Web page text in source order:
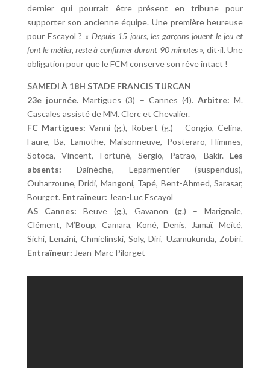
dernier qui pourrait être présent en tribune pour
supporter son ancienne équipe. Une première heureuse
pour Escayol ? « Depuis 15 jours, les garçons jouent le jeu et
font le métier, reste à confirmer durant 90 minutes », dit-il. Une
obligation pour que le FCM conserve son rêve intact !
SAMEDI À 18H STADE FRANCIS TURCAN
23e journée.Martigues (3) – Cannes (4).Arbitre: M.
Cascales assisté de MM. Clerc et Chevalier.
FC Martigues: Vanni (g.), Robert (g.) – Congio, Celina,
Faure, Ba, Lamothe, Maisonneuve, Posteraro, Himmes,
Sotoca, Vincent, Fortuné, Sergio, Patrao, Bakir. Les
absents: Dainèche, Leparmentier (suspendus),
Ouharzoune, Dridi, Mangoni, Tapé, Bent-Ahmed, Sarasar,
Bourget. Entraîneur: Jean-Luc Escayol
AS Cannes: Beuve (g.), Gavanon (g.) – Marignale,
Clément, M’Boup, Camara, Koné, Denis, Jamaï, Meïté,
Sichi, Lenzini, Chmielinski, Soly, Diri, Uzamukunda, Zobiri.
Entraîneur: Jean-Marc Pilorget